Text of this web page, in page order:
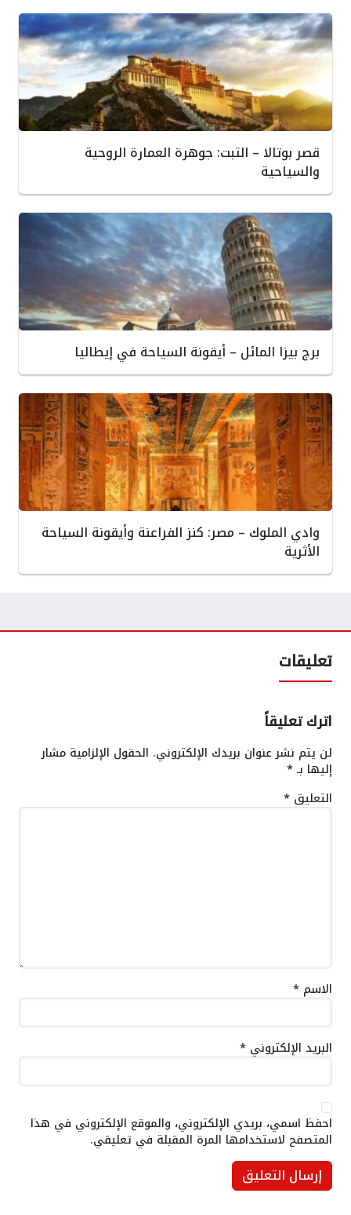
قصر بوتالا – التبت: جوهرة العمارة الروحية
والسياحية
برج بيزا المائل – أيقونة السياحة في إيطاليا
وادي الملوك – مصر: كنز الفراعنة وأيقونة السياحة
الأثرية
تعليقات
اترك تعليقاً
لن يتم نشر عنوان بريدك الإلكتروني. الحقول الإلزامية مشار
إليها بـ*
التعليق *
الاسم *
البريد الإلكتروني *
احفظ اسمي، بريدي الإلكتروني، والموقع الإلكتروني في هذا
المتصفح لاستخدامها المرة المقبلة في تعليقي.